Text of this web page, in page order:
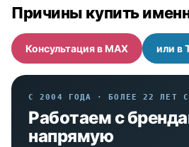
Причины купить
Консультация в MAX или в
С 2004 ГОДА · БОЛЕЕ 22 ЛЕТ С
Работаем с
напрямую